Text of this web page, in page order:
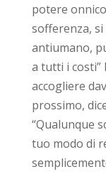
potere
sofferenza,
antiumano,
a tutti i costi”
accogliere
prossimo,
“Qualunque
tuo modo di